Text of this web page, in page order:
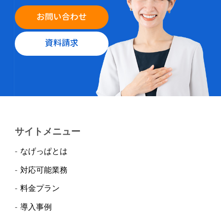
お問い合わせ
資料請求
サイトメニュー
なげっぱとは
対応可能業務
料金プラン
導入事例